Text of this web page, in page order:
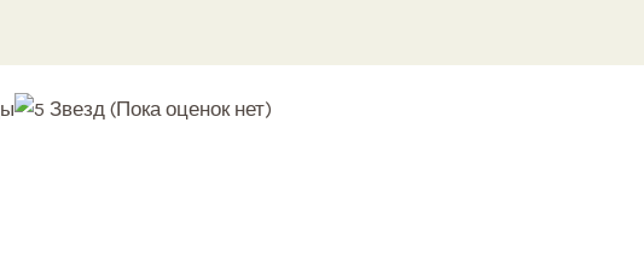
(Пока оценок нет)